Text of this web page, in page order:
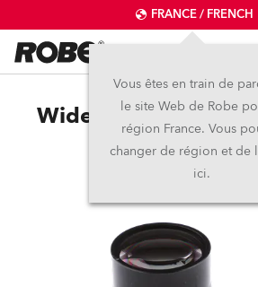
FRANCE / FRENCH
Vous êtes en train de
le site Web de Robe
région France. Vous
changer de région et de
ici.
Wide Angle Lens